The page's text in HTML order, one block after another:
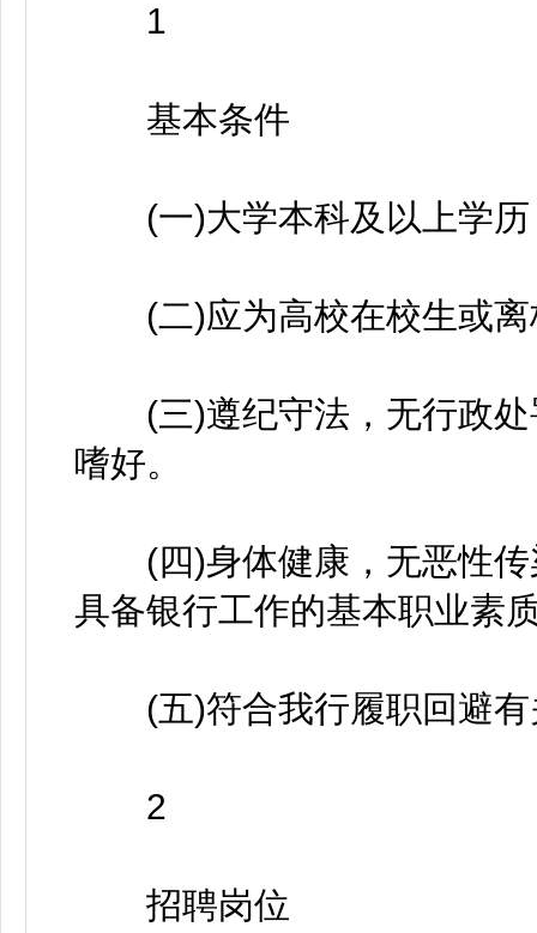
1
基本条件
(一)大学本科及以上学历
(二)应为高校在校生或离
(三)遵纪守法，无行政处
嗜好。
(四)身体健康，无恶性传
具备银行工作的基本职业素
(五)符合我行履职回避有
2
招聘岗位